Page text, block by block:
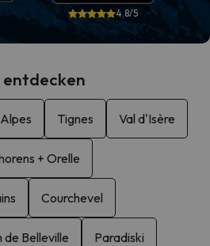
4.8/5
Tignes Val d'Isère
+ Orelle
Courchevel
de Belleville Paradiski